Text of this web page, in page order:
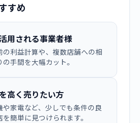
すめ
用される事業者様
の利益計算や、複数店舗への相
の手間を大幅カット。
高く売りたい方
や家電など、少しでも条件の良
簡単に見つけられます。